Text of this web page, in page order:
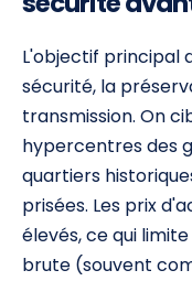
L'objectif principal
sécurité, la
transmission. On
hypercentres des
quartiers
prisées. Les prix
élevés, ce qui
brute (souvent